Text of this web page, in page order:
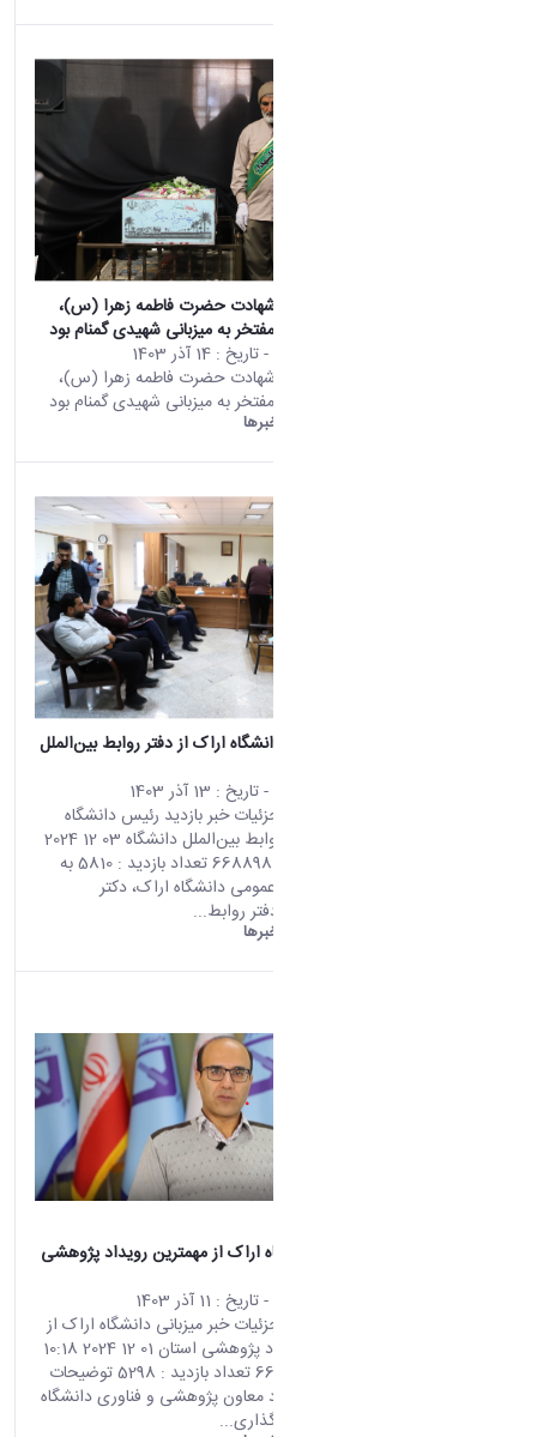
در آستانه ایام شهادت حضرت فاطمه زهرا (س)،
دانشگاه اراک مفتخر به میزبانی شهیدی گمنام بود
- تاریخ : 14 آذر 1403
در آستانه ایام شهادت حضرت فاطمه زهرا (س)،
دانشگاه اراک مفتخر به میزبانی شهیدی گمنام بود
خبرها
بازدید رئیس دانشگاه اراک از دفتر روابط بین‌الملل
- تاریخ : 13 آذر 1403
صفحه اصلی جزئیات خبر بازدید رئیس دانشگاه
اراک از دفتر روابط بین‌الملل دانشگاه 03 12 2024
11:40 کد خبر : 668898 تعداد بازدید : 5810 به
گزارش روابط عمومی دانشگاه اراک، دکتر
ذوالفقاری، از دفتر روابط...
خبرها
میزبانی دانشگاه اراک از مهمترین رویداد پژوهشی
- تاریخ : 11 آذر 1403
صفحه اصلی جزئیات خبر میزبانی دانشگاه اراک از
مهمترین رویداد پژوهشی استان 01 12 2024 10:18
کد خبر : 668917 تعداد بازدید : 5298 توضیحات
دکتر بداغی فرد معاون پژوهشی و فناوری دانشگاه
اراک اشتراک گذاری...